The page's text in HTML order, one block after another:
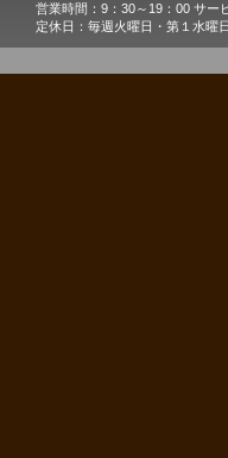
営業時間：9：30～19：00 サー
定休日：毎週火曜日・第１水曜日